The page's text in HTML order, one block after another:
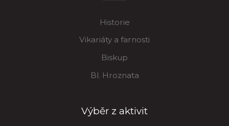
Historie
Vikariáty a farnosti
Biskup
Bl. Hroznata
Výběr z aktivit